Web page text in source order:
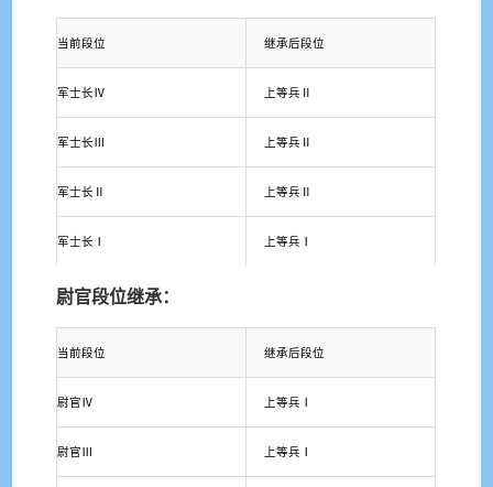
当前段位 继承后段位
军士长Ⅳ 上等兵Ⅱ
军士长Ⅲ 上等兵Ⅱ
军士长Ⅱ 上等兵Ⅱ
军士长Ⅰ 上等兵Ⅰ
尉官段位继承：
当前段位 继承后段位
尉官Ⅳ 上等兵Ⅰ
尉官Ⅲ 上等兵Ⅰ